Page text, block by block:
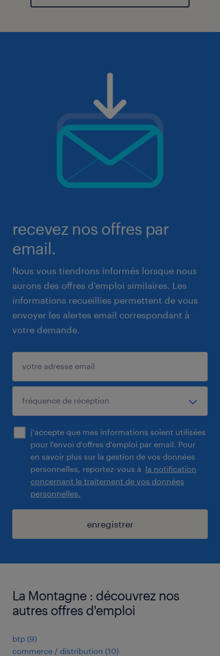
recevez nos offres par
email.
Nous vous tiendrons informés lorsque nous
aurons des offres d'emploi similaires. Les
informations recueillies permettent de vous
envoyer les alertes email correspondant à
votre demande.
j'accepte que mes informations soient utilisées
pour l'envoi d'offres d'emploi par email. Pour
en savoir plus sur la gestion de vos données
personnelles, reportez-vous à la notification
concernant le traitement de vos données
personnelles.
enregistrer
La Montagne : découvrez nos
autres offres d'emploi
btp (9)
commerce / distribution (10)